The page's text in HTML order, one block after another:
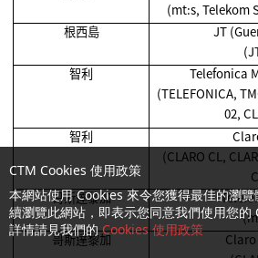
(mt:s, Telekom
根西島
JT
智利
Telefonica
(TELEFONICA,
02,
智利
(CLARO CL,
哥斯達黎加
哥斯達黎加
CTM Cookies 使用政策
本網站使用 Cookies 來令您獲得最佳的瀏覽
續瀏覽此網站，即表示您同意我們使用您的
詳情請見我們的 Cookies 使用政策